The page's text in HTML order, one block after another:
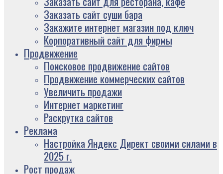
Заказать сайт суши бара
Закажите интернет магазин под ключ
Корпоративный сайт для фирмы
Продвижение
Поисковое продвижение сайтов
Продвижение коммерческих сайтов
Увеличить продажи
Интернет маркетинг
Раскрутка сайтов
Реклама
Настройка Яндекс Директ своими силами в
2025 г.
Рост продаж